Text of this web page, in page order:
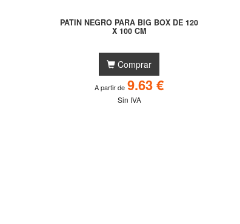
PATIN NEGRO PARA BIG BOX DE 120
X 100 CM
Comprar
A partir de 9.63 €
Sin IVA